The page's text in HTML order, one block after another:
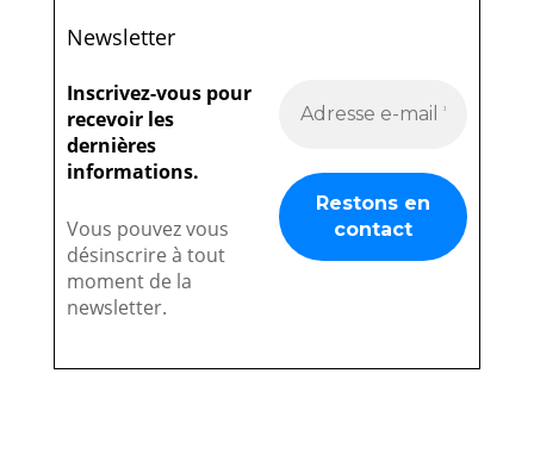
Newsletter
Inscrivez-vous pour
recevoir les
dernières
informations.
Vous pouvez vous
désinscrire à tout
moment de la
newsletter.